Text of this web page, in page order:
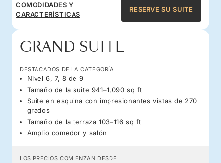
COMODIDADES Y
CARACTERÍSTICAS
RESERVE SU SUITE
GRAND SUITE
DESTACADOS DE LA CATEGORÍA
Nivel 6, 7, 8 de 9
Tamaño de la suite 941–1,090 sq ft
Suite en esquina con impresionantes vistas de 270
grados
Tamaño de la terraza 103–116 sq ft
Amplio comedor y salón
LOS PRECIOS COMIENZAN DESDE